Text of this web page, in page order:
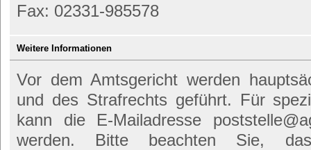
Fax: 02331-985578
Weitere Informationen
Vor dem Amtsgericht werden
und des Strafrechts geführt. Für
kann die E-Mailadresse
werden. Bitte beachten Sie,